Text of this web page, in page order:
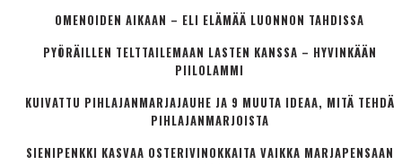
OMENOIDEN AIKAAN – ELI ELÄMÄÄ LUONNON TAHDISSA
PYÖRÄILLEN TELTTAILEMAAN LASTEN KANSSA – HYVINKÄÄN
PIILOLAMMI
KUIVATTU PIHLAJANMARJAJAUHE JA 9 MUUTA IDEAA, MITÄ TEHDÄ
PIHLAJANMARJOISTA
SIENIPENKKI KASVAA OSTERIVINOKKAITA VAIKKA MARJAPENSAAN